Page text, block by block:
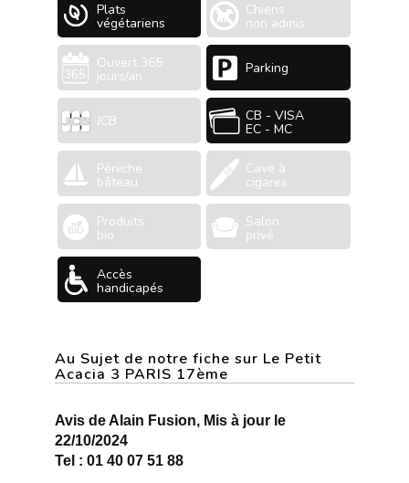
Plats
végétariens
Chiens
non admis
Ouvert 365
jours/an Parking
JCB CB - VISA
EC - MC
Péniche
bâteau
Cave à
cigares
Produits
bio
Salon
privé
Accès
handicapés
Au Sujet de notre fiche sur Le Petit
Acacia 3 PARIS 17ème
Avis de Alain Fusion, Mis à jour le
22/10/2024
Tel : 01 40 07 51 88